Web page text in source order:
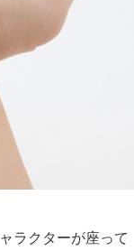
ラクターが座って